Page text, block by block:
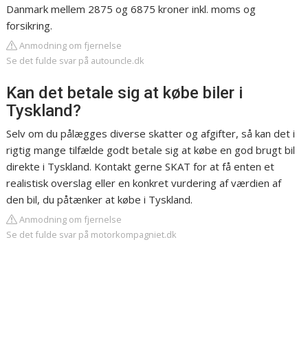
Danmark mellem 2875 og 6875 kroner inkl. moms og
forsikring.
Anmodning om fjernelse
Se det fulde svar på autouncle.dk
Kan det betale sig at købe biler i
Tyskland?
Selv om du pålægges diverse skatter og afgifter, så kan det i
rigtig mange tilfælde godt betale sig at købe en god brugt bil
direkte i Tyskland. Kontakt gerne SKAT for at få enten et
realistisk overslag eller en konkret vurdering af værdien af
den bil, du påtænker at købe i Tyskland.
Anmodning om fjernelse
Se det fulde svar på motorkompagniet.dk